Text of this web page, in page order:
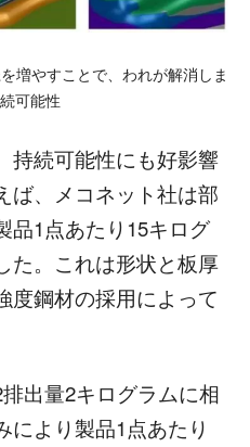
増やすことで、われが解消しま
可能性
持続可能性にも好影響
ば、メコネット社は部
品1点あたり15キログ
た。これは形状と板厚
度鋼材の採用によって
出量2キログラムに相
により製品1点あたり